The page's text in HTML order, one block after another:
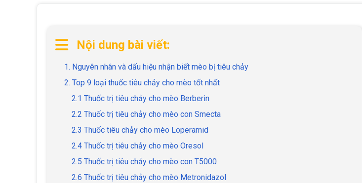
Nội dung bài viết:
1. Nguyên nhân và dấu hiệu nhận biết mèo bị tiêu chảy
2. Top 9 loại thuốc tiêu chảy cho mèo tốt nhất
2.1 Thuốc trị tiêu chảy cho mèo Berberin
2.2 Thuốc trị tiêu chảy cho mèo con Smecta
2.3 Thuốc tiêu chảy cho mèo Loperamid
2.4 Thuốc trị tiêu chảy cho mèo Oresol
2.5 Thuốc trị tiêu chảy cho mèo con T5000
2.6 Thuốc trị tiêu chảy cho mèo Metronidazol